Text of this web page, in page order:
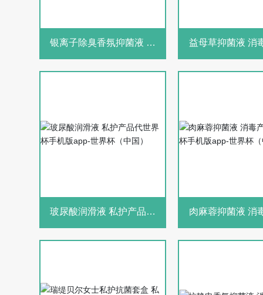
银离子除臭香氛抑菌液 消
益母草抑菌液 消毒产品代
玻尿酸润滑液 私护产品代
肉麻蓉抑菌液 消毒产品代